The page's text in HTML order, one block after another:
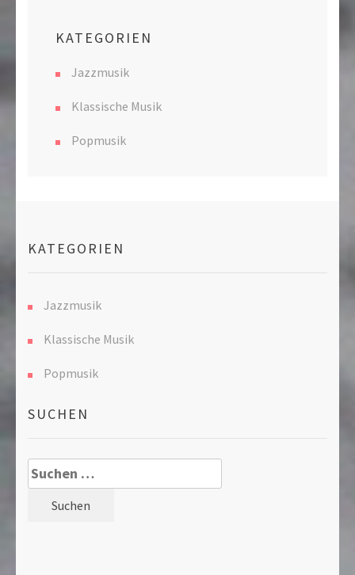
KATEGORIEN
Jazzmusik
Klassische Musik
Popmusik
KATEGORIEN
Jazzmusik
Klassische Musik
Popmusik
SUCHEN
Suche
nach: